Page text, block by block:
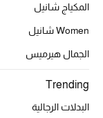
المكياج شانيل
Women شانيل
الجمال هيرميس
Trending
البدلات الرجالية